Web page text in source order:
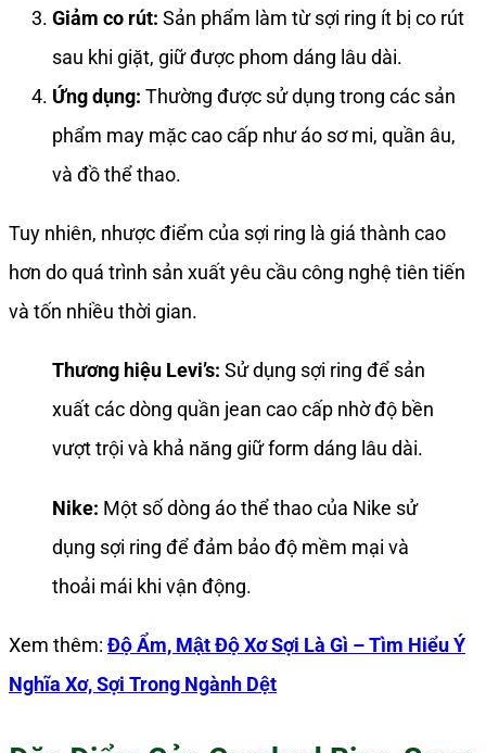
Giảm co rút: Sản phẩm làm từ sợi ring ít bị co rút
sau khi giặt, giữ được phom dáng lâu dài.
Ứng dụng: Thường được sử dụng trong các sản
phẩm may mặc cao cấp như áo sơ mi, quần âu,
và đồ thể thao.
Tuy nhiên, nhược điểm của sợi ring là giá thành cao
hơn do quá trình sản xuất yêu cầu công nghệ tiên tiến
và tốn nhiều thời gian.
Thương hiệu Levi’s: Sử dụng sợi ring để sản
xuất các dòng quần jean cao cấp nhờ độ bền
vượt trội và khả năng giữ form dáng lâu dài.
Nike: Một số dòng áo thể thao của Nike sử
dụng sợi ring để đảm bảo độ mềm mại và
thoải mái khi vận động.
Xem thêm: Độ Ẩm, Mật Độ Xơ Sợi Là Gì – Tìm Hiểu Ý
Nghĩa Xơ, Sợi Trong Ngành Dệt